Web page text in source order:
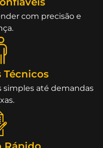
com precisão e
Técnicos
simples até demandas